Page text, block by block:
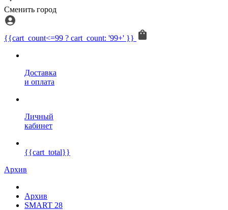
Сменить город
{{cart_count<=99 ? cart_count: '99+' }}
Доставка
и оплата
Личный
кабинет
{{cart_total}}
Архив
Архив
SMART 28